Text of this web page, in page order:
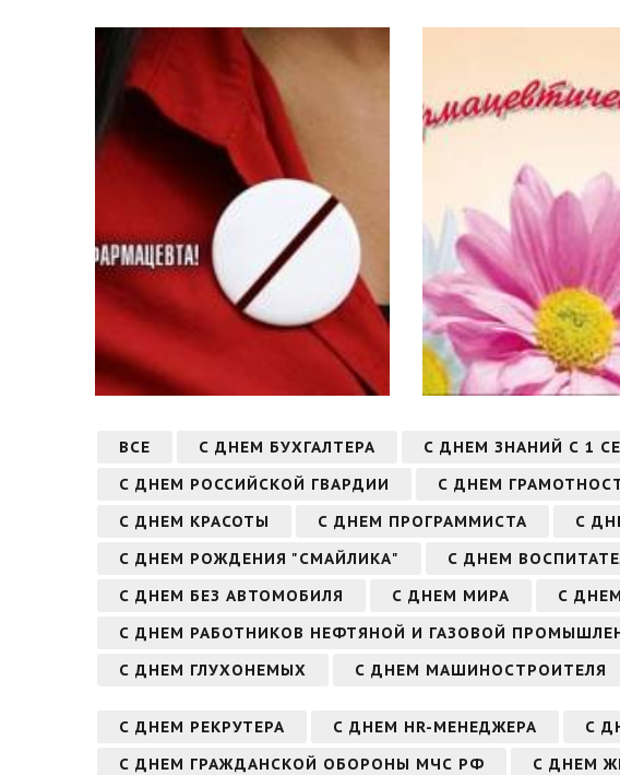
ВСЕ С ДНЕМ БУХГАЛТЕРА С ДНЕМ ЗНАНИЙ С 1
С ДНЕМ РОССИЙСКОЙ ГВАРДИИ
С ДНЕМ
С ДНЕМ КРАСОТЫ
С ДНЕМ ПРОГРАММИСТА С
С ДНЕМ РОЖДЕНИЯ "СМАЙЛИКА"
С ДНЕМ
С ДНЕМ БЕЗ АВТОМОБИЛЯ
С ДНЕМ МИРА С
С ДНЕМ РАБОТНИКОВ НЕФТЯНОЙ И ГАЗОВОЙ
С ДНЕМ ГЛУХОНЕМЫХ
С ДНЕМ МАШИНОСТРОИТЕЛЯ
С ДНЕМ РЕКРУТЕРА
С ДНЕМ HR-МЕНЕДЖЕРА С
С ДНЕМ ГРАЖДАНСКОЙ ОБОРОНЫ МЧС РФ
С ДНЕМ